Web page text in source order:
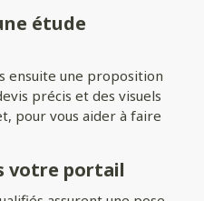
de votre portail :
maximale et une protection
étude
ensuite une proposition
précis et des visuels
pour vous aider à faire
votre portail